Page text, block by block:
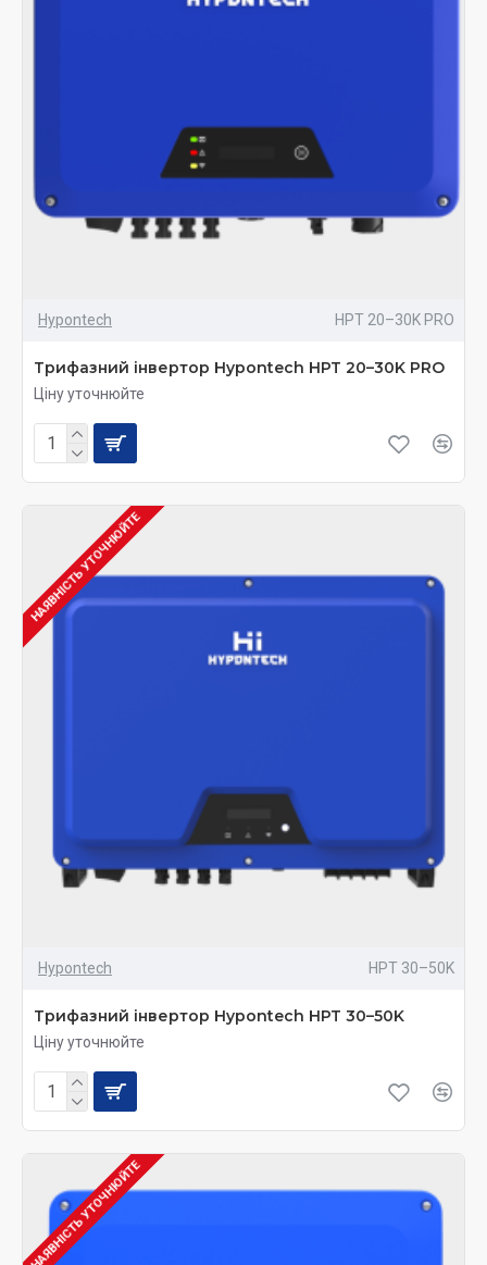
Hypontech HPT 20–30K PRO
Трифазний інвертор Hypontech HPT 20–30K PRO
Ціну уточнюйте
НАЯВНІСТЬ УТОЧНЮЙТЕ
Hypontech HPT 30–50K
Трифазний інвертор Hypontech HPT 30–50K
Ціну уточнюйте
НАЯВНІСТЬ УТОЧНЮЙТЕ